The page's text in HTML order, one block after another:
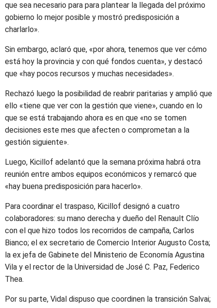
que sea necesario para para plantear la llegada del próximo
gobierno lo mejor posible y mostró predisposición a
charlarlo».
Sin embargo, aclaró que, «por ahora, tenemos que ver cómo
está hoy la provincia y con qué fondos cuenta», y destacó
que «hay pocos recursos y muchas necesidades».
Rechazó luego la posibilidad de reabrir paritarias y amplió que
ello «tiene que ver con la gestión que viene», cuando en lo
que se está trabajando ahora es en que «no se tomen
decisiones este mes que afecten o comprometan a la
gestión siguiente».
Luego, Kicillof adelantó que la semana próxima habrá otra
reunión entre ambos equipos económicos y remarcó que
«hay buena predisposición para hacerlo».
Para coordinar el traspaso, Kicillof designó a cuatro
colaboradores: su mano derecha y dueño del Renault Clío
con el que hizo todos los recorridos de campaña, Carlos
Bianco; el ex secretario de Comercio Interior Augusto Costa;
la ex jefa de Gabinete del Ministerio de Economía Agustina
Vila y el rector de la Universidad de José C. Paz, Federico
Thea.
Por su parte, Vidal dispuso que coordinen la transición Salvai;